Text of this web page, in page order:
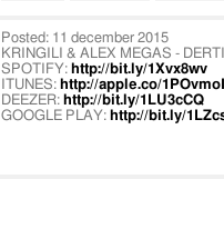
Posted: 11 december 2015
KRINGILI & ALEX MEGAS -
SPOTIFY: http://bit.ly/1Xvx8wv
ITUNES: http://apple.co/1POvmoI
DEEZER: http://bit.ly/1LU3cCQ
GOOGLE PLAY: http://bit.ly/
Kringili & Alex Megas droppen de